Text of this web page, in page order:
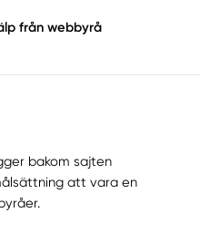
från webbyrå
bakom sajten
att vara en